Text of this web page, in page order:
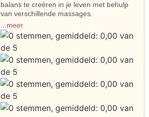
balans te creëren in je leven met behulp
van verschillende massages.
...meer